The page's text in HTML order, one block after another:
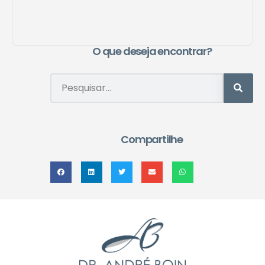
O que deseja encontrar?
Compartilhe